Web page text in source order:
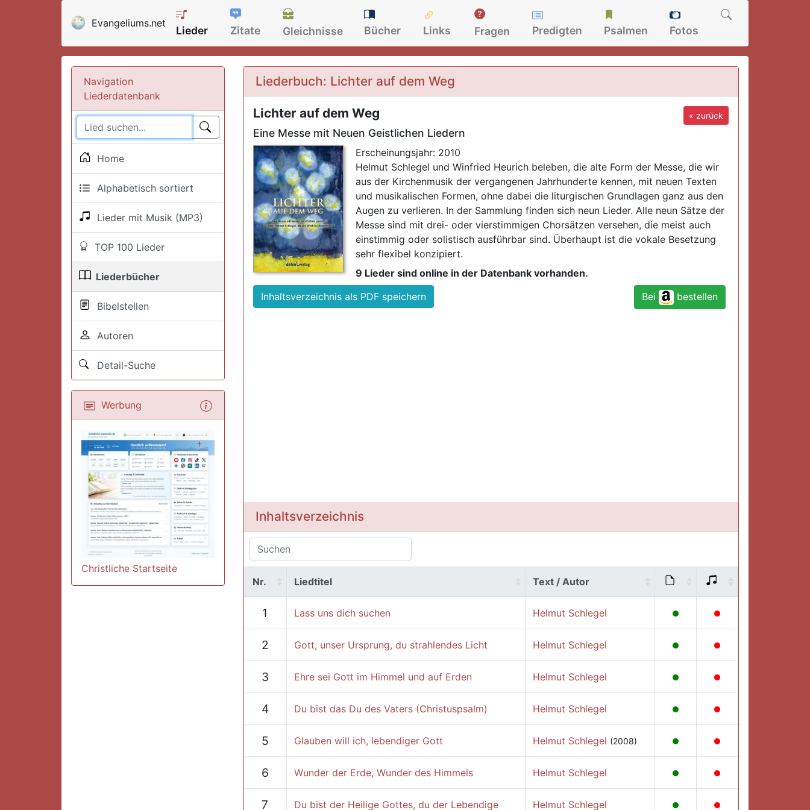
Evangeliums.net
Lieder Zitate Gleichnisse Bücher Links Fragen Predigten Psalmen Fotos
Navigation
Liederdatenbank
Home
Alphabetisch sortiert
Lieder mit Musik (MP3)
TOP 100 Lieder
Liederbücher
Bibelstellen
Autoren
Detail-Suche
Werbung
Christliche Startseite
Liederbuch: Lichter auf dem Weg
« zurück
Lichter auf dem Weg
Eine Messe mit Neuen Geistlichen Liedern
Erscheinungsjahr: 2010
Helmut Schlegel und Winfried Heurich beleben, die alte Form der Messe, die wir
aus der Kirchenmusik der vergangenen Jahrhunderte kennen, mit neuen Texten
und musikalischen Formen, ohne dabei die liturgischen Grundlagen ganz aus den
Augen zu verlieren. In der Sammlung finden sich neun Lieder. Alle neun Sätze der
Messe sind mit drei- oder vierstimmigen Chorsätzen versehen, die meist auch
einstimmig oder solistisch ausführbar sind. Überhaupt ist die vokale Besetzung
sehr flexibel konzipiert.
9 Lieder sind online in der Datenbank vorhanden.
Inhaltsverzeichnis als PDF speichern
Bei bestellen
Inhaltsverzeichnis
Nr. Liedtitel Text / Autor
1 Lass uns dich suchen Helmut Schlegel
2 Gott, unser Ursprung, du strahlendes Licht Helmut Schlegel
3 Ehre sei Gott im Himmel und auf Erden Helmut Schlegel
4 Du bist das Du des Vaters (Christuspsalm) Helmut Schlegel
5 Glauben will ich, lebendiger Gott Helmut Schlegel (2008)
6 Wunder der Erde, Wunder des Himmels Helmut Schlegel
7 Du bist der Heilige Gottes, du der Lebendige Helmut Schlegel